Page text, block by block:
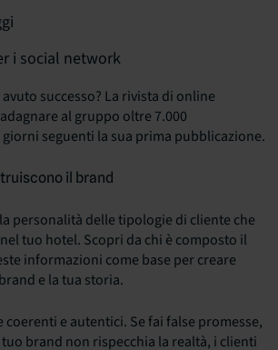
i social network
successo? La rivista di online
al gruppo oltre 7.000
seguenti la sua prima pubblicazione.
il brand
personalità delle tipologie di cliente che
tuo hotel. Scopri da chi è composto il
informazioni come base per creare
e la tua storia.
coerenti e autentici. Se fai false promesse,
tuo brand non rispecchia la realtà, i clienti